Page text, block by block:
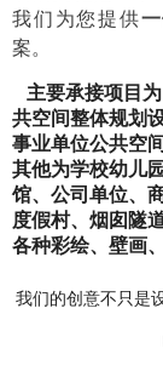
我们为您提供
案。
主要承接项目
共空间整体规划
事业单位公共空
其他为学校幼儿
馆、公司单位、
度假村、烟囱隧
各种彩绘、壁画
我们的创意不只是